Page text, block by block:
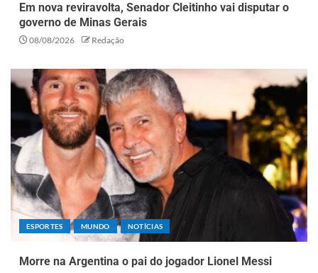
Em nova reviravolta, Senador Cleitinho vai disputar o
governo de Minas Gerais
08/08/2026 Redação
ESPORTES MUNDO NOTÍCIAS
Morre na Argentina o pai do jogador Lionel Messi